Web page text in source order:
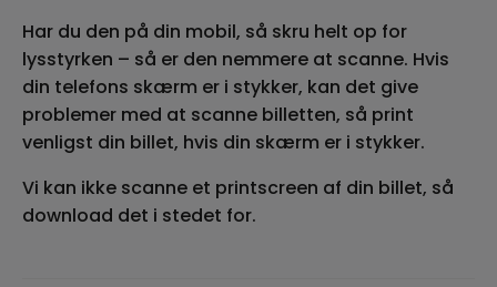
Har du den på din mobil, så skru helt op for
lysstyrken – så er den nemmere at scanne. Hvis
din telefons skærm er i stykker, kan det give
problemer med at scanne billetten, så print
venligst din billet, hvis din skærm er i stykker.
Vi kan ikke scanne et printscreen af din billet, så
download det i stedet for.